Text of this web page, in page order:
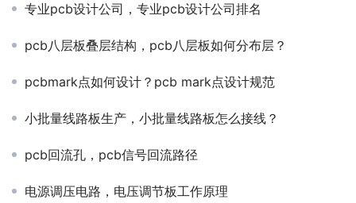
专业pcb设计公司，专业pcb设计公司排名
pcb八层板叠层结构，pcb八层板如何分布层？
pcbmark点如何设计？pcb mark点设计规范
小批量线路板生产，小批量线路板怎么接线？
pcb回流孔，pcb信号回流路径
电源调压电路，电压调节板工作原理